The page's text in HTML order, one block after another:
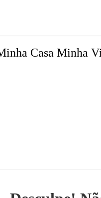
Casa Minha